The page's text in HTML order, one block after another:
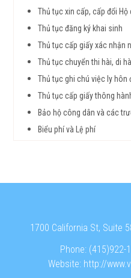
Thủ tục xin cấp, cấp đổi Hộ
Thủ tục đăng ký khai sinh
Thủ tục cấp giấy xác nhận
Thủ tục chuyển thi hài, di
Thủ tục ghi chú việc ly hôn
Thủ tục cấp giấy thông
Bảo hộ công dân và các
Biểu phí và Lệ phí
1700 California St, Suite
Phone: (415)922-
Website: http://